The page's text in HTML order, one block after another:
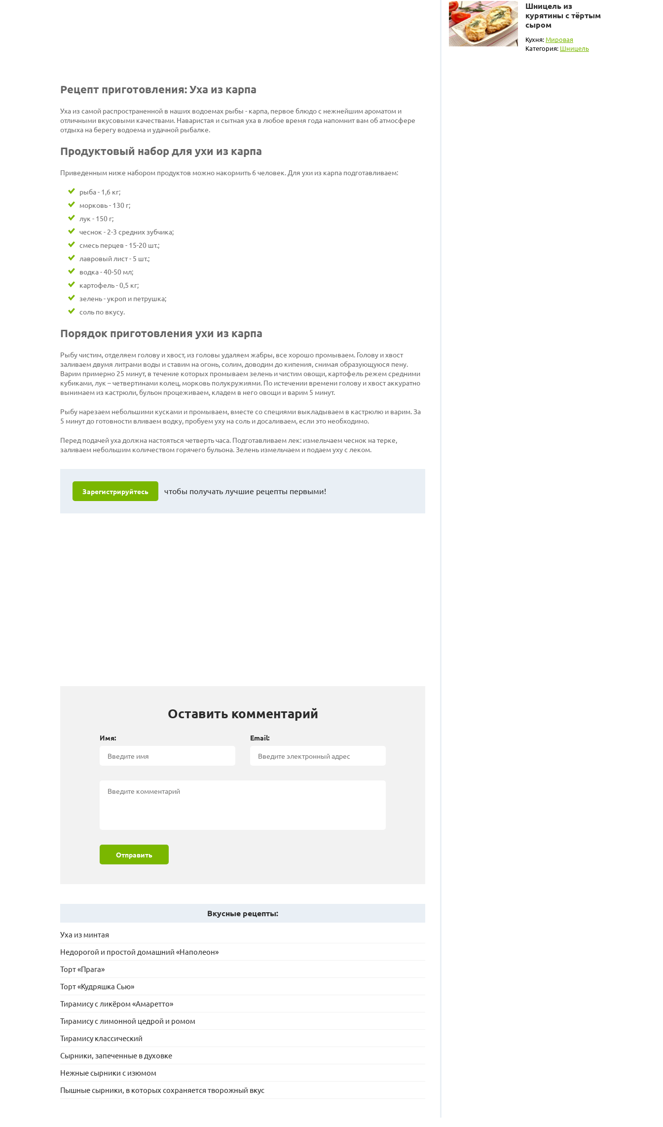
Рецепт приготовления: Уха из карпа
Уха из самой распространенной в наших водоемах рыбы - карпа, первое блюдо с нежнейшим ароматом и
отличными вкусовыми качествами. Наваристая и сытная уха в любое время года напомнит вам об атмосфере
отдыха на берегу водоема и удачной рыбалке.
Продуктовый набор для ухи из карпа
Приведенным ниже набором продуктов можно накормить 6 человек. Для ухи из карпа подготавливаем:
рыба - 1,6 кг;
морковь - 130 г;
лук - 150 г;
чеснок - 2-3 средних зубчика;
смесь перцев - 15-20 шт.;
лавровый лист - 5 шт.;
водка - 40-50 мл;
картофель - 0,5 кг;
зелень - укроп и петрушка;
соль по вкусу.
Порядок приготовления ухи из карпа
Рыбу чистим, отделяем голову и хвост, из головы удаляем жабры, все хорошо промываем. Голову и хвост
заливаем двумя литрами воды и ставим на огонь, солим, доводим до кипения, снимая образующуюся пену.
Варим примерно 25 минут, в течение которых промываем зелень и чистим овощи, картофель режем средними
кубиками, лук – четвертинами колец, морковь полукружиями. По истечении времени голову и хвост аккуратно
вынимаем из кастрюли, бульон процеживаем, кладем в него овощи и варим 5 минут.
Рыбу нарезаем небольшими кусками и промываем, вместе со специями выкладываем в кастрюлю и варим. За
5 минут до готовности вливаем водку, пробуем уху на соль и досаливаем, если это необходимо.
Перед подачей уха должна настояться четверть часа. Подготавливаем лек: измельчаем чеснок на терке,
заливаем небольшим количеством горячего бульона. Зелень измельчаем и подаем уху с леком.
Зарегистрируйтесь чтобы получать лучшие рецепты первыми!
Оставить комментарий
Имя: Email:
Отправить
Вкусные рецепты:
Уха из минтая
Недорогой и простой домашний «Наполеон»
Торт «Прага»
Торт «Кудряшка Сью»
Тирамису с ликёром «Амаретто»
Тирамису с лимонной цедрой и ромом
Тирамису классический
Сырники, запеченные в духовке
Нежные сырники с изюмом
Пышные сырники, в которых сохраняется творожный вкус
Шницель из
курятины с тёртым
сыром
Кухня: Мировая
Категория: Шницель